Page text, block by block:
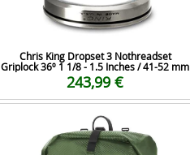
Chris King Dropset 3 Nothreadset
Griplock 36º 1 1/8 - 1.5 Inches / 41-52 mm
243,99 €